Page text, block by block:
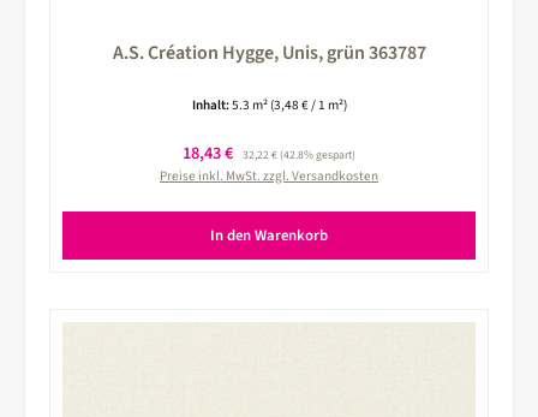
A.S. Création Hygge, Unis, grün 363787
Inhalt:5.3 m² (3,48 € / 1 m²)
Verkaufspreis:
18,43 € Regulärer Preis:
32,22 €(42.8% gespart)
Preise inkl. MwSt. zzgl. Versandkosten
In den Warenkorb